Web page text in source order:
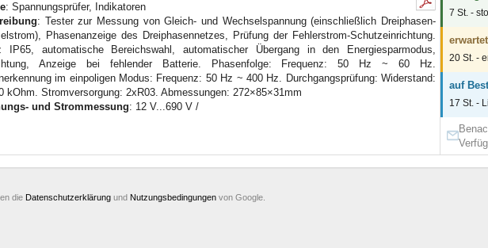
: Spannungsprüfer, Indikatoren
: Tester zur Messung von Gleich- und Wechselspannung (einschließlich Dreiphasen-
Phasenanzeige des Dreiphasennetzes, Prüfung der Fehlerstrom-Schutzeinrichtung.
IP65, automatische Bereichswahl, automatischer Übergang in den Energiesparmodus,
Anzeige bei fehlender Batterie. Phasenfolge: Frequenz: 50 Hz ~ 60 Hz.
im einpoligen Modus: Frequenz: 50 Hz ~ 400 Hz. Durchgangsprüfung: Widerstand:
kOhm. Stromversorgung: 2xR03. Abmessungen: 272×85×31mm
und Strommessung: 12 V...690 V /
7 St. -
20 St. -
auf
17 St. -
die Datenschutzerklärung und Nutzungsbedingungen von Google.